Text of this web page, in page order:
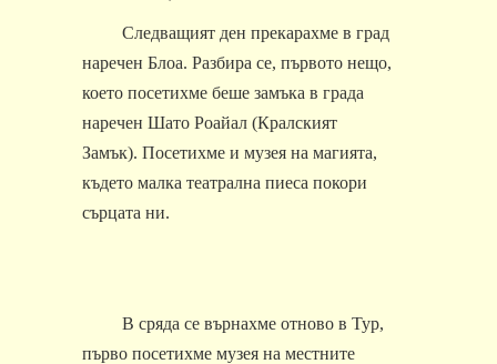
Следващият ден прекарахме в град
наречен Блоа. Разбира се, първото нещо,
което посетихме беше замъка в града
наречен Шато Роайал (Кралският
Замък). Посетихме и музея на магията,
където малка театрална пиеса покори
сърцата ни.
В сряда се върнахме отново в Тур,
първо посетихме музея на местните